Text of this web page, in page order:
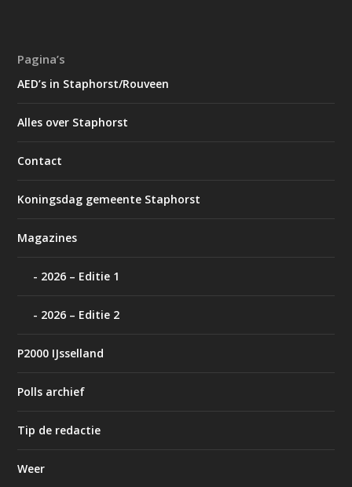
Pagina’s
AED’s in Staphorst/Rouveen
Alles over Staphorst
Contact
Koningsdag gemeente Staphorst
Magazines
2026 – Editie 1
2026 – Editie 2
P2000 IJsselland
Polls archief
Tip de redactie
Weer